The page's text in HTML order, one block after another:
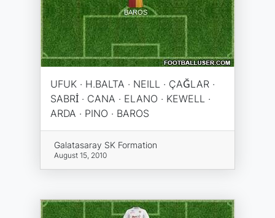
UFUK · H.BALTA · NEILL · ÇAĞLAR ·
SABRİ · CANA · ELANO · KEWELL ·
ARDA · PINO · BAROS
Galatasaray SK Formation
August 15, 2010